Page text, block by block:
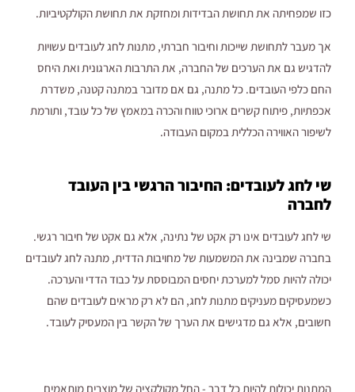
כזו שמפחיתה את תחושת הבדידות ומחזקת את תחושת הקולקטיביות.
אך מעבר לתחושת שייכות וחיבור חברתי, מתנות לחג לעובדים עשויות
להדגיש גם את הערכים של החברה, את התרבות הארגונית ואת היחס
החם כלפי העובדים. כל מתנה, גם אם מדובר במתנה קטנה, משדרת
אכפתיות, פיתוח קשרים ארוכי טווח והכרה במאמץ של כל עובד, ותורמת
לשיפור האווירה הכללית במקום העבודה.
שי לחג לעובדים: החיבור הרגשי בין העובד
לחברה
שי לחג לעובדים אינו רק אקט של נתינה, אלא גם אקט של חיבור רגשי.
בחברה שמבינה את המשמעות של מחויבות הדדית, מתנה לחג לעובדים
יכולה להיות סמל למערכת יחסים המבוססת על כבוד הדדי והערכה.
כשמעסיקים מעניקים מתנות לחג, הם לא רק מראים לעובדים שהם
חשובים, אלא גם מדגישים את הערך של הקשר בין המעסיק לעובד.
המתנות יכולות להיות כל דבר - החל מקולקציה של מוצרים מותאמים